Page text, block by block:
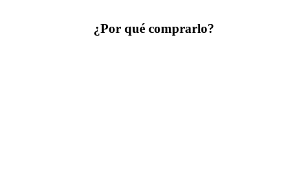
¿Por qué comprarlo?